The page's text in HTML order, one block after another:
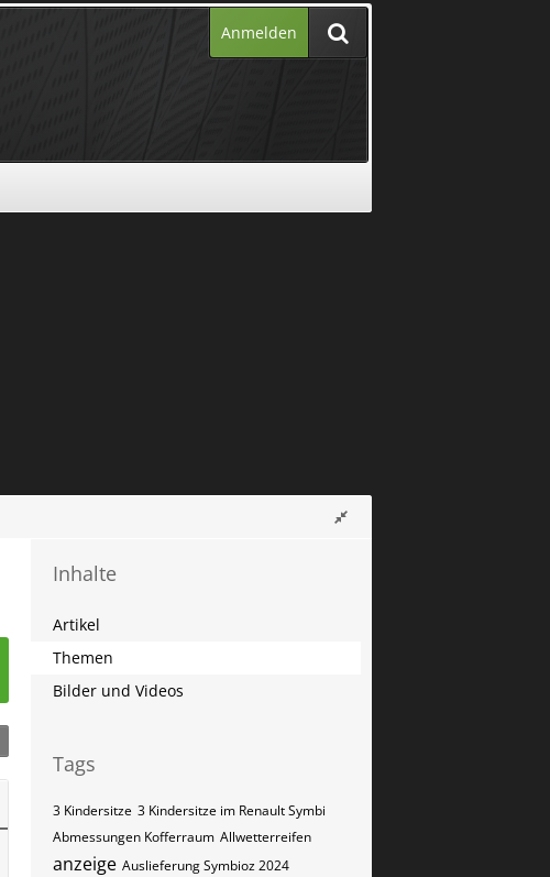
Anmelden
Inhalte
Artikel
Themen
Bilder und Videos
Tags
3 Kindersitze 3 Kindersitze im Renault Symbi
Abmessungen Kofferraum Allwetterreifen
anzeige Auslieferung Symbioz 2024